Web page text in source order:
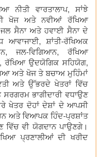
ਵਾਰਤਾਲਾਪ, ਸਾਂਝੇ
ਖੋਜ ਅਤੇ ਨਵੀਆਂ ਰੱਖਿਆ
ਸੈਨਾ ਅਤੇ ਹਵਾਈ ਸੈਨਾ ਦੇ
ਆਵਾਜਾਈ, ਸ਼ਾਂਤੀ-ਰੱਖਿਅਕ
ਜਲ-ਵਿਗਿਆਨ, ਰੱਖਿਆ
ਰੱਖਿਆ ਉਦਯੋਗਿਕ ਸਹਿਯੋਗ,
ਅਤੇ ਖੋਜ ਤੇ ਬਚਾਅ ਮੁਹਿੰਮਾਂ
ਅਤੇ ਉੱਭਰਦੇ ਖੇਤਰਾਂ ਵਿੱਚ
ਭਾਗੀਦਾਰੀ ਵਧਾਉਣ
ਖੇਤਰ ਦੋਹਾਂ ਦੇਸ਼ਾਂ ਦੇ ਆਪਸੀ
ਅਤੇ ਵਿਆਪਕ ਹਿੰਦ-ਪ੍ਰਸ਼ਾਂਤ
ਵੀ ਯੋਗਦਾਨ ਪਾਉਣਗੇ।
ਪ੍ਰਣਾਲੀਆਂ ਦੀ ਖਰੀਦ